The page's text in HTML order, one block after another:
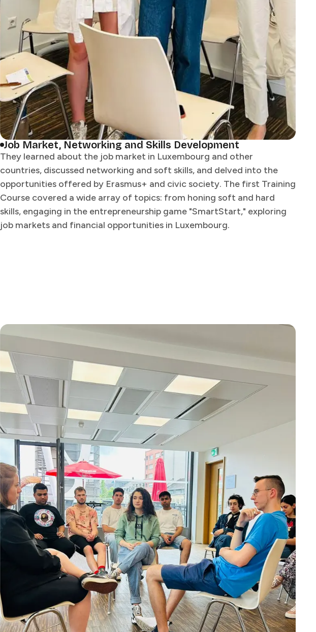
Job Market, Networking and Skills Development​​​​‌ ‍ ​‍​‍‌‍ ‌ ​‍‌‍‍‌‌‍‌ ‌‍‍‌‌‍ ‍​‍​‍​ ‍‍​‍​‍‌ ​ ‌‍​‌‌‍ ‍‌‍‍‌‌ ‌​‌ ‍‌​‍ ‍‌‍‍‌‌‍ ​‍​‍​‍ ​​‍​‍‌‍‍​‌ ​‍‌‍‌‌‌‍‌‍​‍​‍​ ‍‍​‍​‍​‍ ‌ ​ ‌ ‌​‌ ‌‌‌‍‌​‌‍‍‌‌‍ ​‍ ‌‍‍‌‌‍ ‍‌ ‌​‌‍‌‌‌‍ ‍‌ ‌​​‍ ‌‍‌‌‌‍‌​‌‍‍‌‌ ‌​​‍ ‌‍ ‌‌‍ ‌‍‌​‌‍‌‌​ ‌‌ ​​‌ ​‍‌‍‌‌‌ ​ ‌‍‌‌‌‍ ‍‌ ‌​‌‍​‌‌ ‌​‌‍‍‌‌‍ ‌‍ ‍​ ‍ ‌‍‍‌‌‍‌​​ ‌‌‍​‌‌‍​‌​ ​​​ ​‍​ ​‌‌‍‌​​ ‌‌​ ​‌​‍ ‌‌‍​ ​ ‌​​ ​ ​ ‍​​‍ ‌​ ‌​​ ‍‌‌‍‌​‌‍​ ​‍ ‌​ ‍​‌‍‌‌‌‍‌‌‌‍​ ​‍ ‌‌‍‌‍​ ​ ​ ‌​​ ​​​ ​​​ ‌‍​ ‌‍​ ​‌‌‍‌‍‌‍​‍​ ‌‍‌‍​‍​ ‍ ‌ ‌​‌ ‍‌‌ ​​‌‍‌‌​ ‌‌ ​​‌ ​‍‌‍ ‌‍‍‍‌‍‌‌‌‍​ ‌ ‌​​ ‍ ‌ ​​‌‍​‌‌ ‌​‌‍‍​​ ‌‌‍‍ ‌‍‌‌‌ ‍‌‌​​‌‌‍​ ‌ ‌​‌‍‍‌‌ ‌‍‌‍‍‌‌ ‌​‌‍‍‌‌‍‌‌‌ ​ ​‍‌‌​ ‌‌‌​​‍‌‌ ‌‍‍ ‌‍‌‌‌ ‍‌​‍‌‌​ ​ ‌​‌​​‍‌‌​ ​ ‌​‌​​‍‌‌​ ​‍​ ​‍​ ‌ ‌‍​‍‌‍​‍‌‍‌​‌‍​‌​ ​​‌‍​‌​ ​​​ ‌​​ ‌ ​ ‌‌‌‍​‍​‍‌‌​ ​‍​ ​‍​‍‌‌​ ‌‌‌​‌​​‍ ‍‌ ‌​‌‍‍‌‌ ‌​‌‍ ​‌‍‌‌​ ‌‍​‍‌‍​‌‌ ​ ‌‍‌‌‌‌‌‌‌ ​‍‌‍ ​​ ‌​‍‌‌​ ​‍‌​‌‍‌ ​ ‌ ‌​‌ ‌‌‌‍‌​‌‍‍‌‌‍ ​‍‌‍‌‍‍‌‌‍‌​​ ‌‌‍​‌‌‍​‌​ ​​​ ​‍​ ​‌‌‍‌​​ ‌‌​ ​‌​‍ ‌‌‍​ ​ ‌​​ ​ ​ ‍​​‍ ‌​ ‌​​ ‍‌‌‍‌​‌‍​ ​‍ ‌​ ‍​‌‍‌‌‌‍‌‌‌‍​ ​‍ ‌‌‍‌‍​ ​ ​ ‌​​ ​​​ ​​​ ‌‍​ ‌‍​ ​‌‌‍‌‍‌‍​‍​ ‌‍‌‍​‍​‍‌‍‌ ‌​‌ ‍‌‌ ​​‌‍‌‌​ ‌‌ ​​‌ ​‍‌‍ ‌‍‍‍‌‍‌‌‌‍​ ‌ ‌​​‍‌‍‌ ​​‌‍​‌‌ ‌​‌‍‍​​ ‌‌‍‍ ‌‍‌‌‌ ‍‌‌​​‌‌‍​ ‌ ‌​‌‍‍‌‌ ‌‍‌‍‍‌‌ ‌​‌‍‍‌‌‍‌‌‌ ​ ​‍‌‌​ ‌‌‌​​‍‌‌ ‌‍‍ ‌‍‌‌‌ ‍‌​‍‌‌​ ​ ‌​‌​​‍‌‌​ ​ ‌​‌​​‍‌‌​ ​‍​ ​‍​ ‌ ‌‍​‍‌‍​‍‌‍‌​‌‍​‌​ ​​‌‍​‌​ ​​​ ‌​​ ‌ ​ ‌‌‌‍​‍​‍‌‌​ ​‍​ ​‍​‍‌‌​ ‌‌‌​‌​​‍ ‍‌ ‌​‌‍‍‌‌ ‌​‌‍ ​‌‍‌‌​‍‌‍‌ ​​‌‍‌‌‌ ​‍‌ ​ ‌ ​​‌‍‌‌‌‍​ ‌ ‌​‌‍‍‌‌ ‌‍‌‍‌‌​ ‌‌ ​​‌ ‌‌‌‍​‍‌‍ ​‌‍‍‌‌ ​ ‌‍‍​‌‍‌‌‌‍‌​​‍​‍‌ ‌
They learned about the job market in Luxembourg and other
countries, discussed networking and soft skills, and delved into the
opportunities offered by Erasmus+ and civic society. The first Training
Course covered a wide array of topics: from honing soft and hard
skills, engaging in the entrepreneurship game "SmartStart," exploring
job markets and financial opportunities in Luxembourg. ​​​​‌ ‍ ​‍​‍‌‍ ‌ ​‍‌‍‍‌‌‍‌ ‌‍‍‌‌‍ ‍​‍​‍​ ‍‍​‍​‍‌ ​ ‌‍​‌‌‍ ‍‌‍‍‌‌ ‌​‌ ‍‌​‍ ‍‌‍‍‌‌‍ ​‍​‍​‍ ​​‍​‍‌‍‍​‌ ​‍‌‍‌‌‌‍‌‍​‍​‍​ ‍‍​‍​‍​‍ ‌ ​ ‌ ‌​‌ ‌‌‌‍‌​‌‍‍‌‌‍ ​‍ ‌‍‍‌‌‍ ‍‌ ‌​‌‍‌‌‌‍ ‍‌ ‌​​‍ ‌‍‌‌‌‍‌​‌‍‍‌‌ ‌​​‍ ‌‍ ‌‌‍ ‌‍‌​‌‍‌‌​ ‌‌ ​​‌ ​‍‌‍‌‌‌ ​ ‌‍‌‌‌‍ ‍‌ ‌​‌‍​‌‌ ‌​‌‍‍‌‌‍ ‌‍ ‍​ ‍ ‌‍‍‌‌‍‌​​ ‌‌‍​‌‌‍​‌​ ​​​ ​‍​ ​‌‌‍‌​​ ‌‌​ ​‌​‍ ‌‌‍​ ​ ‌​​ ​ ​ ‍​​‍ ‌​ ‌​​ ‍‌‌‍‌​‌‍​ ​‍ ‌​ ‍​‌‍‌‌‌‍‌‌‌‍​ ​‍ ‌‌‍‌‍​ ​ ​ ‌​​ ​​​ ​​​ ‌‍​ ‌‍​ ​‌‌‍‌‍‌‍​‍​ ‌‍‌‍​‍​ ‍ ‌ ‌​‌ ‍‌‌ ​​‌‍‌‌​ ‌‌ ​​‌ ​‍‌‍ ‌‍‍‍‌‍‌‌‌‍​ ‌ ‌​​ ‍ ‌ ​​‌‍​‌‌ ‌​‌‍‍​​ ‌‌‍‍ ‌‍‌‌‌ ‍‌‌​​‌‌‍​ ‌ ‌​‌‍‍‌‌ ‌‍‌‍‍‌‌ ‌​‌‍‍‌‌‍‌‌‌ ​ ​‍‌‌​ ‌‌‌​​‍‌‌ ‌‍‍ ‌‍‌‌‌ ‍‌​‍‌‌​ ​ ‌​‌​​‍‌‌​ ​ ‌​‌​​‍‌‌​ ​‍​ ​‍​ ‌ ‌‍​‍‌‍​‍‌‍‌​‌‍​‌​ ​​‌‍​‌​ ​​​ ‌​​ ‌ ​ ‌‌‌‍​‍​‍‌‌​ ​‍​ ​‍​‍‌‌​ ‌‌‌​‌​​‍ ‍‌‍‌​‌‍‌‌‌ ​ ‌‍​ ‌ ​‍‌‍‍‌‌ ​​‌ ‌​‌‍‍‌‌‍ ‌‍ ‍​ ‌‍​‍‌‍​‌‌ ​ ‌‍‌‌‌‌‌‌‌ ​‍‌‍ ​​ ‌​‍‌‌​ ​‍‌​‌‍‌ ​ ‌ ‌​‌ ‌‌‌‍‌​‌‍‍‌‌‍ ​‍‌‍‌‍‍‌‌‍‌​​ ‌‌‍​‌‌‍​‌​ ​​​ ​‍​ ​‌‌‍‌​​ ‌‌​ ​‌​‍ ‌‌‍​ ​ ‌​​ ​ ​ ‍​​‍ ‌​ ‌​​ ‍‌‌‍‌​‌‍​ ​‍ ‌​ ‍​‌‍‌‌‌‍‌‌‌‍​ ​‍ ‌‌‍‌‍​ ​ ​ ‌​​ ​​​ ​​​ ‌‍​ ‌‍​ ​‌‌‍‌‍‌‍​‍​ ‌‍‌‍​‍​‍‌‍‌ ‌​‌ ‍‌‌ ​​‌‍‌‌​ ‌‌ ​​‌ ​‍‌‍ ‌‍‍‍‌‍‌‌‌‍​ ‌ ‌​​‍‌‍‌ ​​‌‍​‌‌ ‌​‌‍‍​​ ‌‌‍‍ ‌‍‌‌‌ ‍‌‌​​‌‌‍​ ‌ ‌​‌‍‍‌‌ ‌‍‌‍‍‌‌ ‌​‌‍‍‌‌‍‌‌‌ ​ ​‍‌‌​ ‌‌‌​​‍‌‌ ‌‍‍ ‌‍‌‌‌ ‍‌​‍‌‌​ ​ ‌​‌​​‍‌‌​ ​ ‌​‌​​‍‌‌​ ​‍​ ​‍​ ‌ ‌‍​‍‌‍​‍‌‍‌​‌‍​‌​ ​​‌‍​‌​ ​​​ ‌​​ ‌ ​ ‌‌‌‍​‍​‍‌‌​ ​‍​ ​‍​‍‌‌​ ‌‌‌​‌​​‍ ‍‌‍‌​‌‍‌‌‌ ​ ‌‍​ ‌ ​‍‌‍‍‌‌ ​​‌ ‌​‌‍‍‌‌‍ ‌‍ ‍​‍‌‍‌ ​​‌‍‌‌‌ ​‍‌ ​ ‌ ​​‌‍‌‌‌‍​ ‌ ‌​‌‍‍‌‌ ‌‍‌‍‌‌​ ‌‌ ​​‌ ‌‌‌‍​‍‌‍ ​‌‍‍‌‌ ​ ‌‍‍​‌‍‌‌‌‍‌​​‍​‍‌ ‌